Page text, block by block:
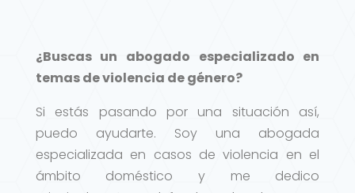
¿Buscas un abogado especializado en
temas de violencia de género?
Si estás pasando por una situación así,
puedo ayudarte. Soy una abogada
especializada en casos de violencia en el
ámbito doméstico y me dedico